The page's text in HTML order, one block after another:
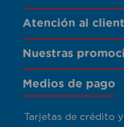
Atención al
Nuestras
Medios de pago
Tarjetas de crédito